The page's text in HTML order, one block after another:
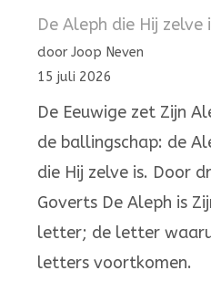
De Aleph die Hij zelve
door Joop Neven
15 juli 2026
De Eeuwige zet Zijn
de ballingschap: de
die Hij zelve is. Door
Goverts De Aleph is
letter; de letter
letters voortkomen.